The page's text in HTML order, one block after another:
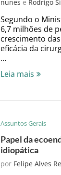
nunes e Rodrigo
Segundo o
6,7 milhões de
crescimento
eficácia da
…
Leia mais
Assuntos Gerais
Papel da
idiopática
por Felipe Alves